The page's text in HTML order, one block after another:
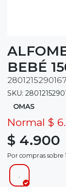
BEBÉ
SKU:
OMAS
Normal $
$ 4.900
Por compras sobre
.